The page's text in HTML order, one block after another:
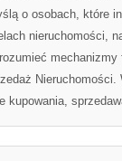
o osobach, które
nieruchomości,
mechanizmy
kupowania,